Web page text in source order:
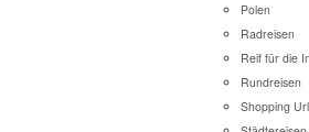
Polen
Radreisen
Reif für die
Rundreisen
Shopping